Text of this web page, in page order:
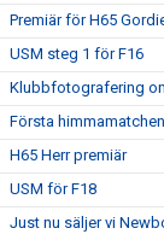
Premiär för H65
USM steg 1 för F16
Klubbfotografering
Första
H65 Herr premiär
USM för F18
Just nu säljer vi